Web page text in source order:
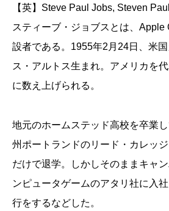
【英】Steve Paul Jobs, Steven
スティーブ・ジョブスとは、Apple
設者である。1955年2月24日、米
ス・アルトス生まれ。アメリカを
に数え上げられる。
地元のホームステッド高校を卒業
州ポートランドのリード・カレッ
だけで退学。しかしそのままキャ
ンピュータゲームのアタリ社に入
行をするなどした。